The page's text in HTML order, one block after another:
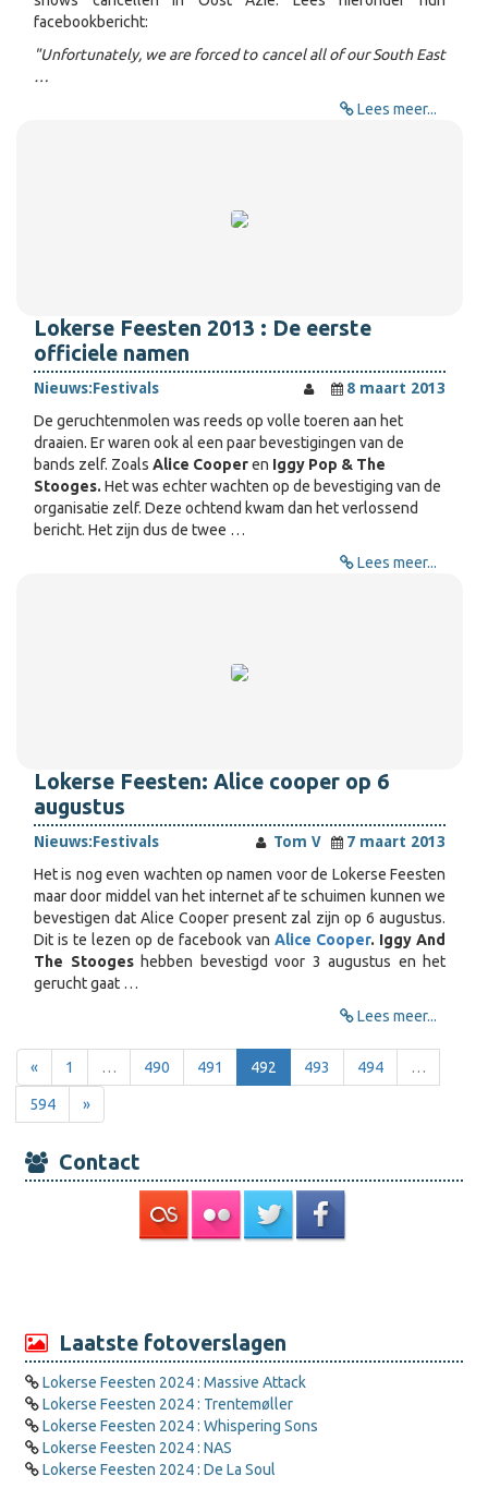
facebookbericht:
"Unfortunately, we are forced to cancel all of our South East
…
Lees meer...
Lokerse Feesten 2013 : De eerste
officiele namen
Nieuws:Festivals
8 maart 2013
De geruchtenmolen was reeds op volle toeren aan het
draaien. Er waren ook al een paar bevestigingen van de
bands zelf. Zoals Alice Cooperen Iggy Pop & The
Stooges. Het was echter wachten op de bevestiging van de
organisatie zelf. Deze ochtend kwam dan het verlossend
bericht. Het zijn dus de twee …
Lees meer...
Lokerse Feesten: Alice cooper op 6
augustus
Nieuws:Festivals Tom V
7 maart 2013
Het is nog even wachten op namen voor de Lokerse Feesten
maar door middel van het internet af te schuimen kunnen we
bevestigen dat Alice Cooper present zal zijn op 6 augustus.
Dit is te lezen op de facebook van Alice Cooper. Iggy And
The Stoogeshebben bevestigd voor 3 augustus en het
gerucht gaat …
Lees meer...
« 1 … 490 491 492 493 494 …
594 »
Contact
Laatste fotoverslagen
Lokerse Feesten 2024 : Massive Attack
Lokerse Feesten 2024 : Trentemøller
Lokerse Feesten 2024 : Whispering Sons
Lokerse Feesten 2024 : NAS
Lokerse Feesten 2024 : De La Soul